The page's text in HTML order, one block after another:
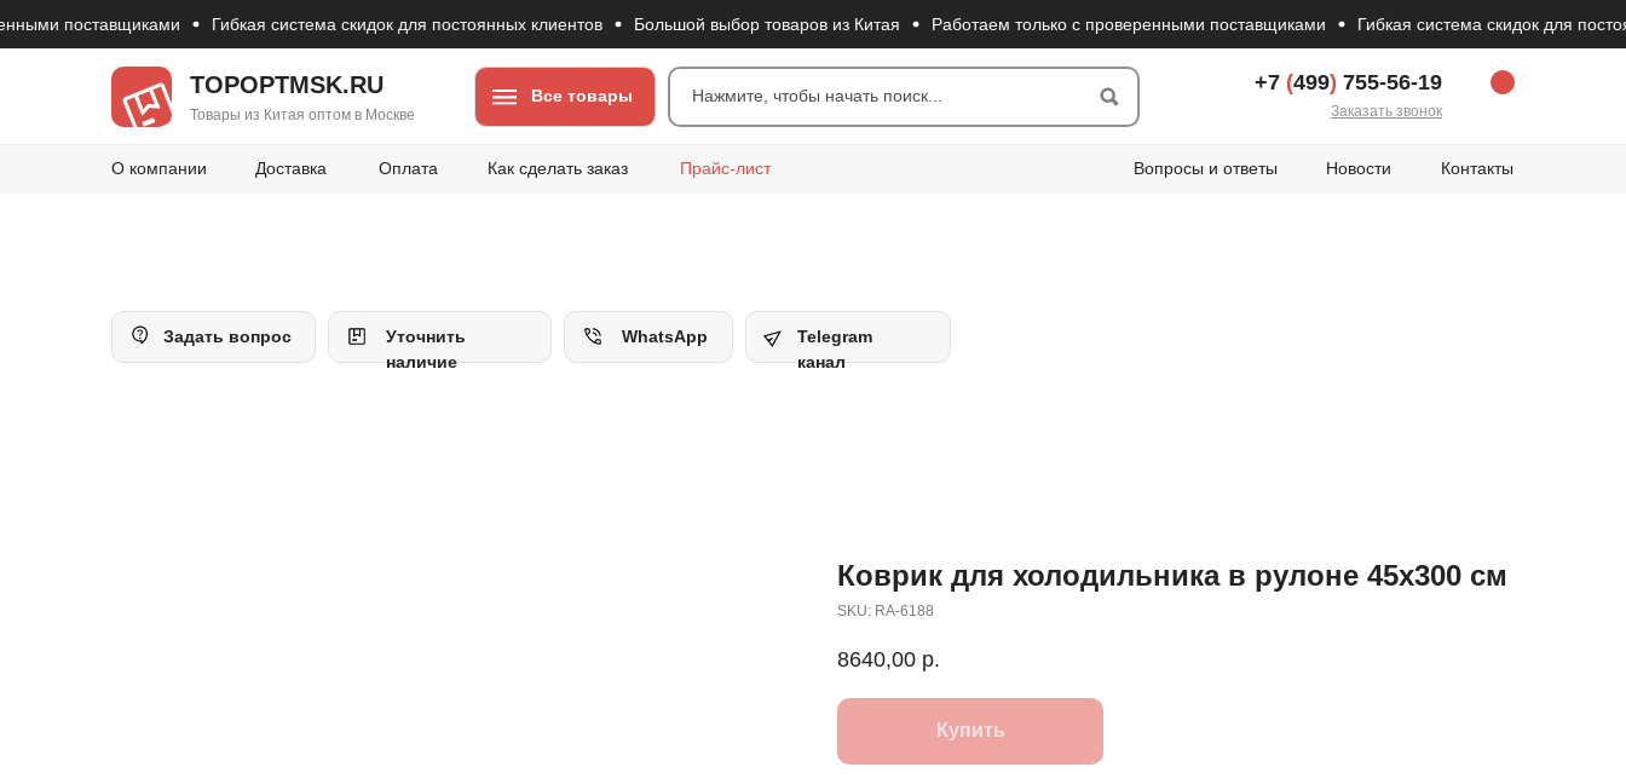
поставщиками Гибкая система скидок для постоянных клиентов Большой выбор товаров из Китая Работаем только с проверенными поставщиками Гибкая система скидок для
TOPOPTMSK.RU
Товары из Китая оптом в Москве
Нажмите, чтобы начать поиск...
Все товары
+7 (499) 755-56-19
Заказать звонок
О компании Доставка Оплата Как сделать заказ Вопросы и ответы Новости Контакты
Прайс-лист
Уточнить
наличие
Задать вопрос WhatsApp
Telegram
канал
Коврик для холодильника в рулоне 45х300 см
SKU: RA-6188
8640,00 р.
Купить